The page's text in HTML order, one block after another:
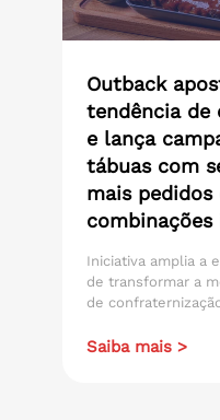
Outback
tendência de
e lança
tábuas com
mais pedidos
combinações
Iniciativa amplia a
de transformar a
de
Saiba mais >